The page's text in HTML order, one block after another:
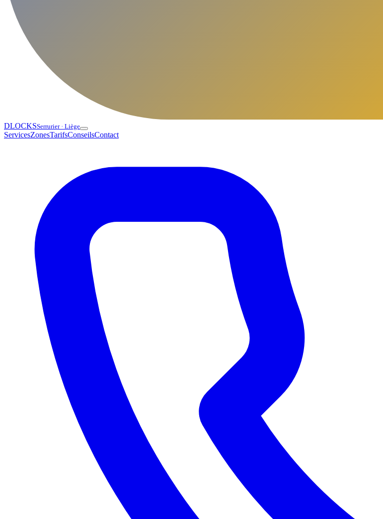
DLOCKSSerrurier · Liège
ServicesZonesTarifsConseilsContact